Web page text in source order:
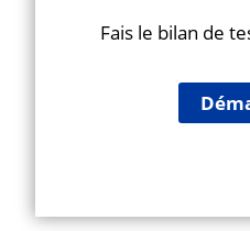
Fais le bilan de